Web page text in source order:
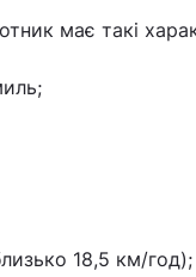
має такі
18,5 км/год);